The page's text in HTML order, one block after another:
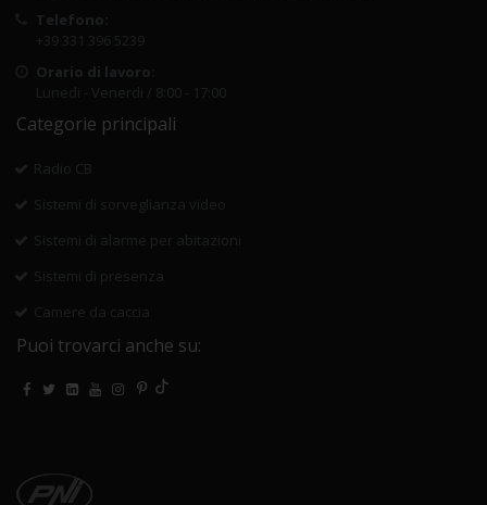
Telefono:
+39 331 396 5239
Orario di lavoro:
Lunedi - Venerdi / 8:00 - 17:00
Categorie principali
Radio CB
Sistemi di sorveglianza video
Sistemi di alarme per abitazioni
Sistemi di presenza
Camere da caccia
Puoi trovarci anche su: